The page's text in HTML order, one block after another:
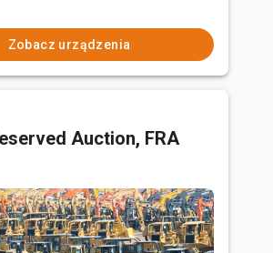
Zobacz urządzenia
Auction, FRA